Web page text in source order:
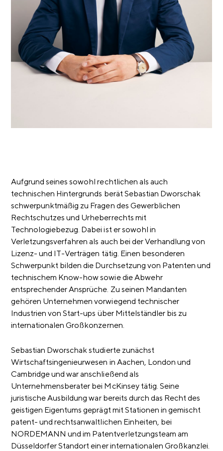
Aufgrund seines sowohl rechtlichen als auch
technischen Hintergrunds berät Sebastian Dworschak
schwerpunktmäßig zu Fragen des Gewerblichen
Rechtschutzes und Urheberrechts mit
Technologiebezug. Dabei ist er sowohl in
Verletzungsverfahren als auch bei der Verhandlung von
Lizenz- und IT-Verträgen tätig. Einen besonderen
Schwerpunkt bilden die Durchsetzung von Patenten und
technischem Know-how sowie die Abwehr
entsprechender Ansprüche. Zu seinen Mandanten
gehören Unternehmen vorwiegend technischer
Industrien von Start-ups über Mittelständler bis zu
internationalen Großkonzernen.
Sebastian Dworschak studierte zunächst
Wirtschaftsingenieurwesen in Aachen, London und
Cambridge und war anschließend als
Unternehmensberater bei McKinsey tätig. Seine
juristische Ausbildung war bereits durch das Recht des
geistigen Eigentums geprägt mit Stationen in gemischt
patent- und rechtsanwaltlichen Einheiten, bei
NORDEMANN und im Patentverletzungsteam am
Düsseldorfer Standort einer internationalen Großkanzlei.